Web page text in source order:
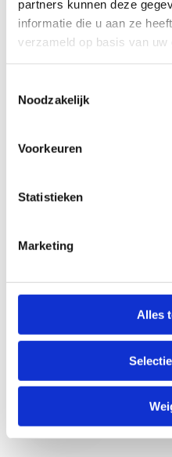
partners kunnen deze
informatie die u aan ze
verzameld op basis van uw
Noodzakelijk
Voorkeuren
Statistieken
Marketing
Alles
KIES EEN DOMEIN
Jouw vraag
Anti-Robot Verification
Click to start
Verzend